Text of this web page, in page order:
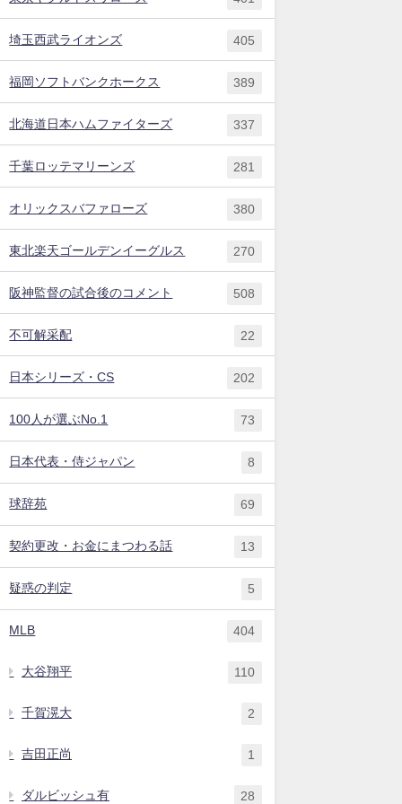
埼玉西武ライオンズ 405
福岡ソフトバンクホークス 389
北海道日本ハムファイターズ 337
千葉ロッテマリーンズ 281
オリックスバファローズ 380
東北楽天ゴールデンイーグルス 270
阪神監督の試合後のコメント 508
不可解采配 22
日本シリーズ・CS 202
100人が選ぶNo.1 73
日本代表・侍ジャパン 8
球辞苑 69
契約更改・お金にまつわる話 13
疑惑の判定 5
MLB 404
大谷翔平 110
千賀滉大 2
吉田正尚 1
ダルビッシュ有 28